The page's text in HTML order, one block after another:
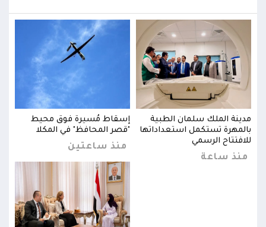
مدينة الملك سلمان الطبية
بالمهرة تستكمل استعداداتها
للافتتاح الرسمي
منذ ساعة
إسقاط مُسيرة فوق محيط
"قصر المحافظ" في المكلا
منذ ساعتين